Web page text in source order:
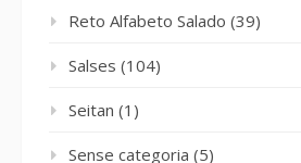
Reto Alfabeto Salado (39)
Salses (104)
Seitan (1)
Sense categoria (5)